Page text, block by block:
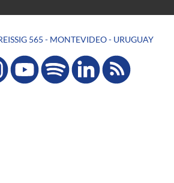
565 - MONTEVIDEO - URUGUAY